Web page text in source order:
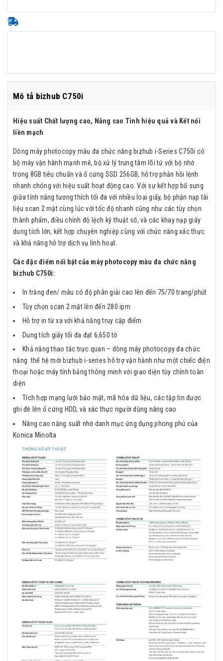
Mô tả bizhub C750i
Hiệu suất Chất lượng cao, Nâng cao Tính hiệu quả và Kết nối
liền mạch
Dòng máy photocopy màu đa chức năng bizhub i-Series C750i có
bộ máy vận hành mạnh mẽ, bộ xử lý trung tâm lõi tứ với bộ nhớ
trong 8GB tiêu chuẩn và ổ cứng SSD 256GB, hỗ trợ phản hồi lệnh
nhanh chóng với hiệu suất hoạt động cao. Với sự kết hợp bổ sung
giữa tính năng tương thích tối đa với nhiều loại giấy, bộ phận nạp tài
liệu scan 2 mặt cùng lúc với tốc độ nhanh cũng như các tùy chọn
thành phẩm, điều chỉnh độ lệch kỹ thuật số, và các khay nạp giấy
dung tích lớn, kết hợp chuyên nghiệp cùng với chức năng xác thực
và khả năng hỗ trợ dịch vụ linh hoạt.
Các đặc điểm nổi bật của máy photocopy màu đa chức năng
bizhub C750i:
In trắng đen/ màu có độ phân giải cao lên đến 75/70 trang/phút
Tùy chọn scan 2 mặt lên đến 280 ipm
Hỗ trợ in từ xa với khả năng truy cập điểm
Dung tích giấy tối đa đạt 6,650 tờ
Khả năng thao tác trực quan – dòng máy photocopy đa chức
năng thế hệ mới bizhub i-series hỗ trợ vận hành như một chiếc điện
thoại hoặc máy tính bảng thông minh với giao diện tùy chỉnh toàn
diện
Tích hợp mạng lưới bảo mật, mã hóa dữ liệu, các tập tin được
ghi đè lên ổ cứng HDD, và xác thực người dùng nâng cao
Nâng cao năng suất nhờ danh mục ứng dụng phong phú của
Konica Minolta